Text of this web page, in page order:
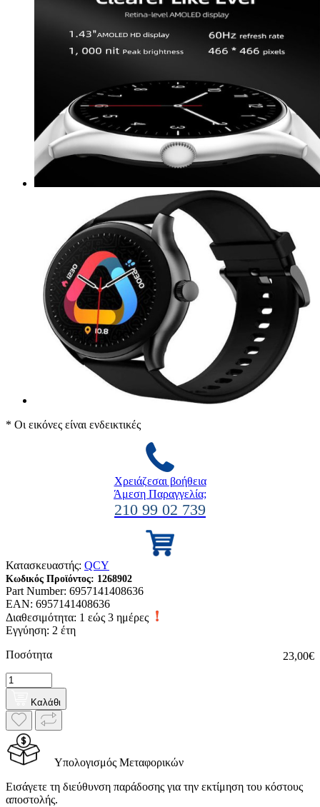
* Οι εικόνες είναι ενδεικτικές
Χρειάζεσαι βοήθεια
Άμεση Παραγγελία;
210 99 02 739
Κατασκευαστής: QCY
Κωδικός Προϊόντος: 1268902
Part Number: 6957141408636
EAN: 6957141408636
Διαθεσιμότητα: 1 εώς 3 ημέρες
Εγγύηση: 2 έτη
23,00€
Ποσότητα
Καλάθι
Υπολογισμός Μεταφορικών
Εισάγετε τη διεύθυνση παράδοσης για την εκτίμηση του κόστους
αποστολής.